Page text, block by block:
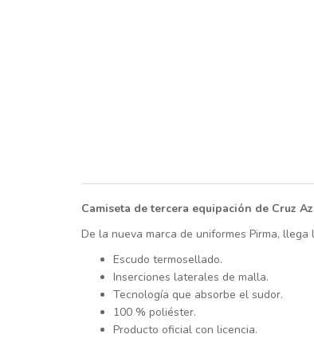
Camiseta de tercera equipación de Cruz
De la nueva marca de uniformes Pirma,
Escudo termosellado.
Inserciones laterales de malla.
Tecnología que absorbe el sudor.
100 % poliéster.
Producto oficial con licencia.